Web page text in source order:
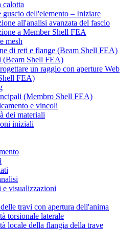
calotta
guscio dell'elemento – Iniziare
all'analisi avanzata del fascio
a Member Shell FEA
mesh
di reti e flange (Beam Shell FEA)
(Beam Shell FEA)
un raggio con aperture Web
FEA)
(Membro Shell FEA)
e vincoli
dei materiali
iniziali
e visualizzazioni
travi con apertura dell'anima
torsionale laterale
locale della flangia della trave